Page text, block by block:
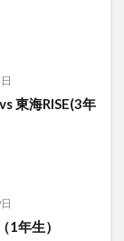
東海RISE(3年
年生）